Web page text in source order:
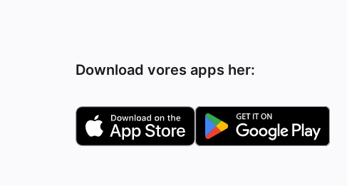
Download vores apps her: